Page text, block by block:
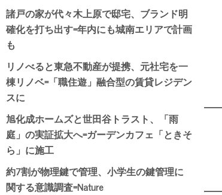
諸戸の家が代々木上原で邸宅、ブランド明
確化を打ち出す=年内にも城南エリアで計画
も
リノべると東急不動産が提携、元社宅を一
棟リノベ=「職住遊」融合型の賃貸レジデン
スに
旭化成ホームズと世田谷トラスト、「雨
庭」の実証拡大へ=ガーデンカフェ「ときそ
ら」に施工
約7割が物理鍵で管理、小学生の鍵管理に
関する意識調査=Nature